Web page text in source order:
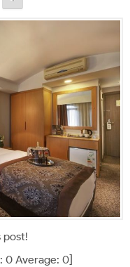
post!
0Average: 0]